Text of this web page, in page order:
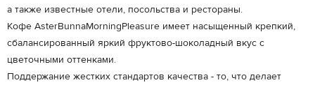
а также известные отели, посольства и рестораны.
Кофе AsterBunnaMorningPleasure имеет насыщенный крепкий,
сбалансированный яркий фруктово-шоколадный вкус с
цветочными оттенками.
Поддержание жестких стандартов качества - то, что делает